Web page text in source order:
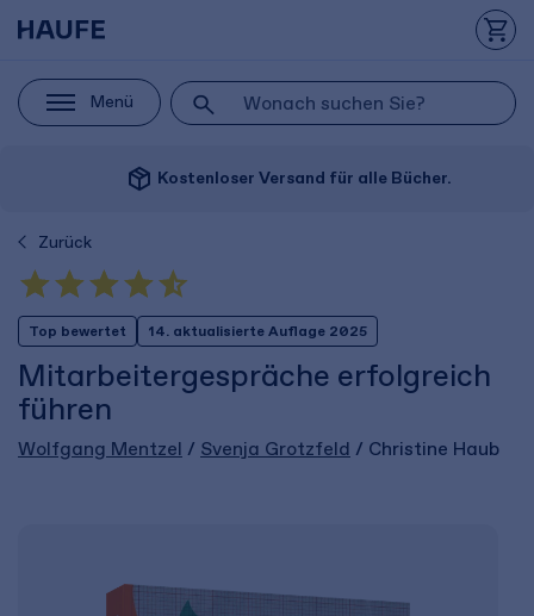
Menü
package_2 Kostenloser Versand für alle Bücher.
Zurück
Top bewertet 14. aktualisierte Auflage 2025
Mitarbeitergespräche erfolgreich
führen
Wolfgang Mentzel / Svenja Grotzfeld / Christine Haub